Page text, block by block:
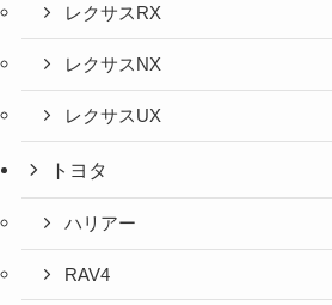
レクサスRX
レクサスNX
レクサスUX
トヨタ
ハリアー
RAV4